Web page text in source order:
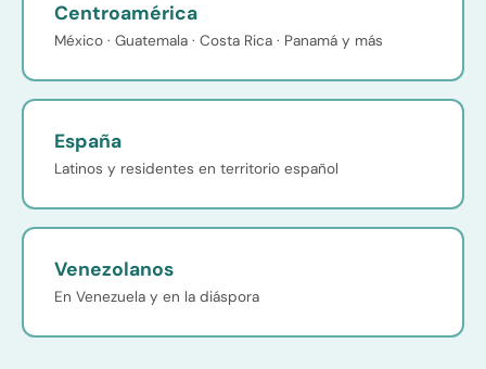
Centroamérica
México · Guatemala · Costa Rica · Panamá y más
España
Latinos y residentes en territorio español
Venezolanos
En Venezuela y en la diáspora